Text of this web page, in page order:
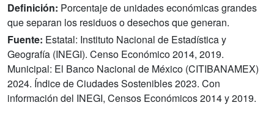
Definición: Porcentaje de unidades económicas grandes
que separan los residuos o desechos que generan.
Fuente: Estatal: Instituto Nacional de Estadística y
Geografía (INEGI). Censo Económico 2014, 2019.
Municipal: El Banco Nacional de México (CITIBANAMEX)
2024. Índice de Ciudades Sostenibles 2023. Con
información del INEGI, Censos Económicos 2014 y 2019.